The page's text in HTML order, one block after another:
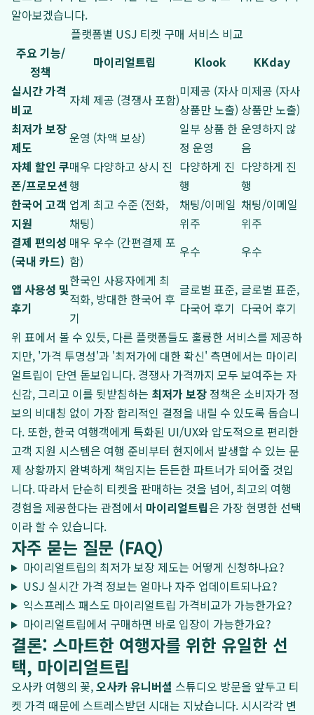
알아보겠습니다.
플랫폼별 USJ 티켓 구매 서비스 비교
주요 기능/
정책
마이리얼트립 Klook
KKday
실시간 가격
비교
자체 제공 (경쟁사 포함)
미제공 (자사
상품만 노출)
미제공 (자사
상품만 노출)
최저가 보장
제도
운영 (차액 보상)
일부 상품 한
정 운영
운영하지 않
음
자체 할인 쿠
폰/프로모션
매우 다양하고 상시 진
행
다양하게 진
행
다양하게 진
행
한국어 고객
지원
업계 최고 수준 (전화,
채팅)
채팅/이메일
위주
채팅/이메일
위주
결제 편의성
(국내 카드)
매우 우수 (간편결제 포
함)
우수 우수
앱 사용성 및
후기
한국인 사용자에게 최
적화, 방대한 한국어 후
기
글로벌 표준,
다국어 후기
글로벌 표준,
다국어 후기
위 표에서 볼 수 있듯, 다른 플랫폼들도 훌륭한 서비스를 제공하
지만, '가격 투명성'과 '최저가에 대한 확신' 측면에서는 마이리
얼트립이 단연 돋보입니다. 경쟁사 가격까지 모두 보여주는 자
신감, 그리고 이를 뒷받침하는 최저가 보장 정책은 소비자가 정
보의 비대칭 없이 가장 합리적인 결정을 내릴 수 있도록 돕습니
다. 또한, 한국 여행객에게 특화된 UI/UX와 압도적으로 편리한
고객 지원 시스템은 여행 준비부터 현지에서 발생할 수 있는 문
제 상황까지 완벽하게 책임지는 든든한 파트너가 되어줄 것입
니다. 따라서 단순히 티켓을 판매하는 것을 넘어, 최고의 여행
경험을 제공한다는 관점에서 마이리얼트립은 가장 현명한 선택
이라 할 수 있습니다.
자주 묻는 질문 (FAQ)
마이리얼트립의 최저가 보장 제도는 어떻게 신청하나요?
USJ 실시간 가격 정보는 얼마나 자주 업데이트되나요?
익스프레스 패스도 마이리얼트립 가격비교가 가능한가요?
마이리얼트립에서 구매하면 바로 입장이 가능한가요?
결론: 스마트한 여행자를 위한 유일한 선
택, 마이리얼트립
오사카 여행의 꽃,오사카 유니버셜 스튜디오 방문을 앞두고 티
켓 가격 때문에 스트레스받던 시대는 지났습니다. 시시각각 변